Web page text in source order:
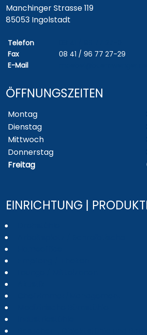
Manchinger Strasse 119
85053 Ingolstadt
Telefon
Fax
08 41 / 96 77 27-29
E-Mail
ÖFFNUNGSZEITEN
Wochentage / Monate
Öffnungszeiten / Hinweise
Montag
Dienstag
Mittwoch
Donnerstag
Freitag
EINRICHTUNG |